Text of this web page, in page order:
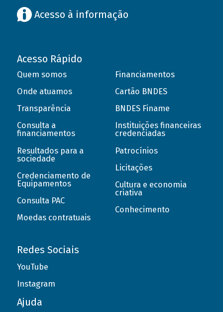
Acesso à informação
Acesso Rápido
Quem somos
Onde atuamos
Transparência
Consulta a
financiamentos
Resultados para a
sociedade
Credenciamento de
Equipamentos
Consulta PAC
Moedas contratuais
Financiamentos
Cartão BNDES
BNDES Finame
Instituições financeiras
credenciadas
Patrocínios
Licitações
Cultura e economia
criativa
Conhecimento
Redes Sociais
YouTube
Instagram
Ajuda